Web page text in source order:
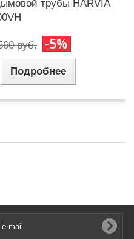
трубы HARVIA
руб. -5%
Подробнее